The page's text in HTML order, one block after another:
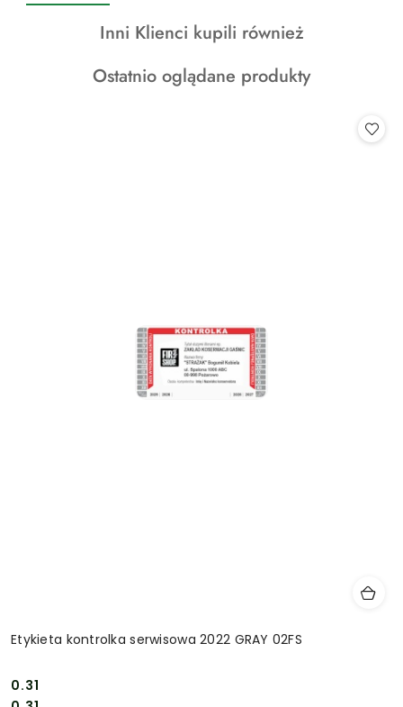
o
statusie:
statusie:
Produkty
statusie:
Inni Klienci kupili również
Produkty
Ostatnio oglądane produkty
Etykieta kontrolka serwisowa 2022 GRAY 02FS
0.31